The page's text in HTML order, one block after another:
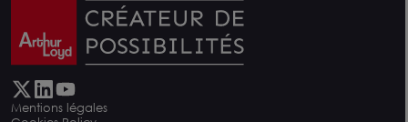
Mentions légales